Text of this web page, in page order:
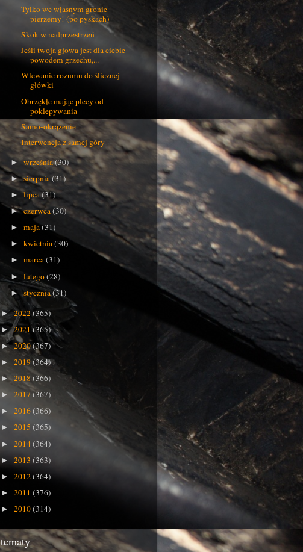
Tylko we własnym gronie
pierzemy! (po pyskach)
Skok w nadprzestrzeń
Jeśli twoja głowa jest dla ciebie
powodem grzechu,...
Wlewanie rozumu do ślicznej
główki
Obrzękłe mając plecy od
poklepywania
Samo-okrążenie
Interwencja z samej góry
►września(30)
►sierpnia(31)
►lipca(31)
►czerwca(30)
►maja(31)
►kwietnia(30)
►marca(31)
►lutego(28)
►stycznia(31)
►2022(365)
►2021(365)
►2020(367)
► 2019(364)
► 2018 (366)
► 2017 (367)
► 2016(366)
► 2015 (365)
► 2014(364)
► 2013 (363)
► 2012(364)
► 2011 (376)
► 2010(314)
tematy